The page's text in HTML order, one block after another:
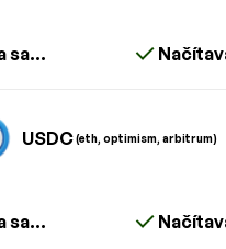
sa...
USDC(eth, optimism, arbitrum)
sa...